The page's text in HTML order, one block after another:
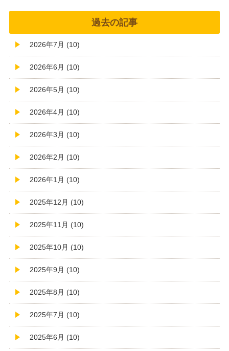
過去の記事
2026年7月 (10)
2026年6月 (10)
2026年5月 (10)
2026年4月 (10)
2026年3月 (10)
2026年2月 (10)
2026年1月 (10)
2025年12月 (10)
2025年11月 (10)
2025年10月 (10)
2025年9月 (10)
2025年8月 (10)
2025年7月 (10)
2025年6月 (10)